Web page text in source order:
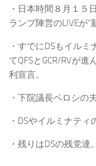
・日本時間８月１５
ランプ陣営のLIVEが”
・すでにDSもイル
てQFSとGCR/RVが
利宣言。
・下院議長ペロシの
・DSやイルミナティ
・残りはDSの残党達。